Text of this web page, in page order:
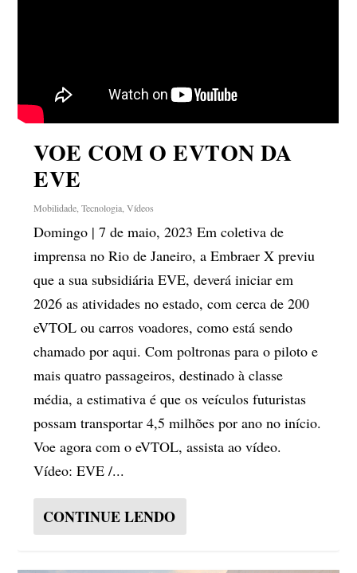
VOE COM O EVTON DA
EVE
Mobilidade ,Tecnologia ,Vídeos
Domingo | 7 de maio, 2023 Em coletiva de
imprensa no Rio de Janeiro, a Embraer X previu
que a sua subsidiária EVE, deverá iniciar em
2026 as atividades no estado, com cerca de 200
eVTOL ou carros voadores, como está sendo
chamado por aqui. Com poltronas para o piloto e
mais quatro passageiros, destinado à classe
média, a estimativa é que os veículos futuristas
possam transportar 4,5 milhões por ano no início.
Voe agora com o eVTOL, assista ao vídeo.
Vídeo: EVE /...
CONTINUE LENDO